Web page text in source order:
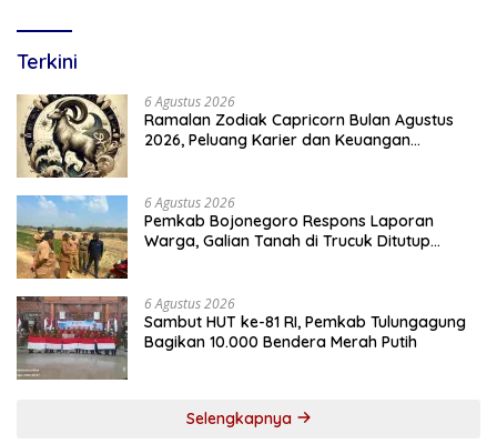
Terkini
6 Agustus 2026
Ramalan Zodiak Capricorn Bulan Agustus
2026, Peluang Karier dan Keuangan
6 Agustus 2026
Pemkab Bojonegoro Respons Laporan
Warga, Galian Tanah di Trucuk Ditutup
6 Agustus 2026
Sambut HUT ke-81 RI, Pemkab Tulungagung
Bagikan 10.000 Bendera Merah Putih
Selengkapnya